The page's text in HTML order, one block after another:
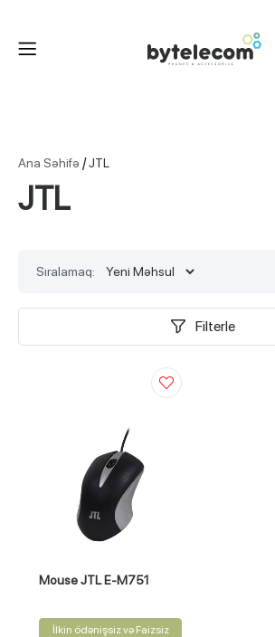
Ana Səhifə /JTL
JTL
Sıralamaq:
Filterle
Mouse JTL E-M751
İlkin ödənişsiz və Faizsiz